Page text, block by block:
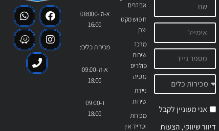
אביזרים
חיפוש מקט
יצרן
מרכז
שירות
פולריס
נתניה
ניידת
שירות
מכירות
וטרייד אין
א-ה 08:000-
16:00
מכירות כלים:
א-ה 09:00-
18:00
ו 09:00-
18:00
אני מעוניין לקבל
דיוור שיווקי, הצעות